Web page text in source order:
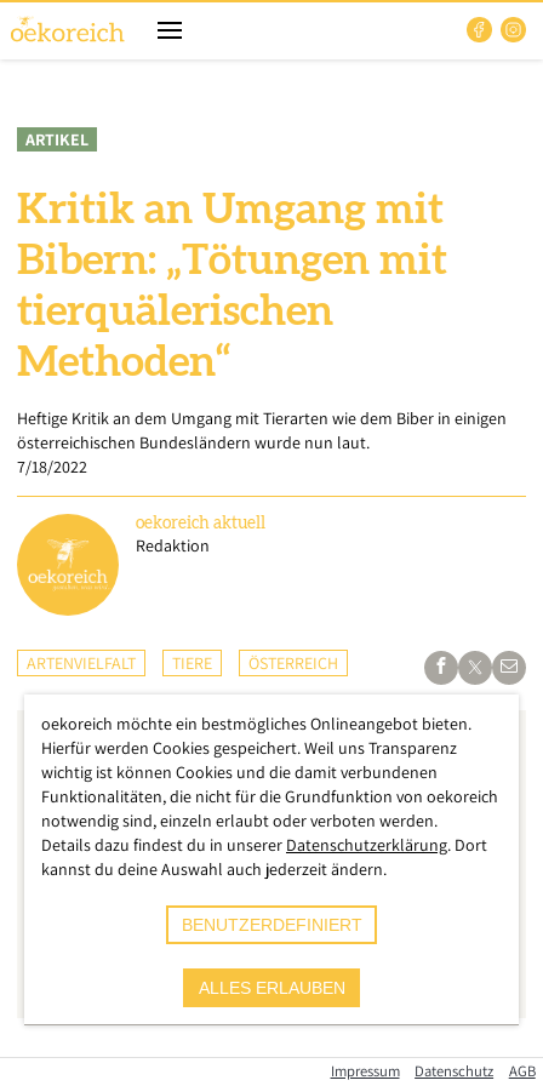
ARTIKEL
Kritik an Umgang mit
Bibern: „Tötungen mit
tierquälerischen
Methoden“
Heftige Kritik an dem Umgang mit Tierarten wie dem Biber in einigen
österreichischen Bundesländern wurde nun laut.
7/18/2022
oekoreich aktuell
Redaktion
ARTENVIELFALT TIERE ÖSTERREICH
Drei Jahre ist es her, seit der WWF die Umsetzung von EU-
Impressum Datenschutz AGB
oekoreich möchte ein bestmögliches Onlineangebot bieten.
Hierfür werden Cookies gespeichert. Weil uns Transparenz
wichtig ist können Cookies und die damit verbundenen
Funktionalitäten, die nicht für die Grundfunktion von oekoreich
notwendig sind, einzeln erlaubt oder verboten werden.
Details dazu findest du in unserer Datenschutzerklärung. Dort
kannst du deine Auswahl auch jederzeit ändern.
BENUTZERDEFINIERT
ALLES ERLAUBEN